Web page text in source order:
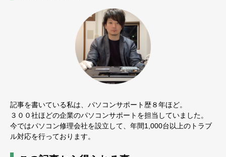
記事を書いている私は、パソコンサポート歴８年ほど。
３００社ほどの企業のパソコンサポートを担当していました。
今ではパソコン修理会社を設立して、年間1,000台以上のトラブ
ル対応を行っております。